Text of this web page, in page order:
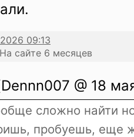
сайте 6 месяцев
@ 18
сложно найти
пробуешь, еще